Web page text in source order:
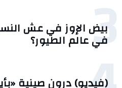
3
بيض الإوز في عش
في عالم الطيور؟
(فيديو) درون صينية